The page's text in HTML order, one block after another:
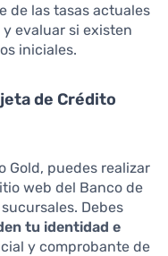
de las tasas actuales
evaluar si existen
iniciales.
de Crédito
Gold, puedes realizar
web del Banco de
Debes
tu identidad e
y comprobante de